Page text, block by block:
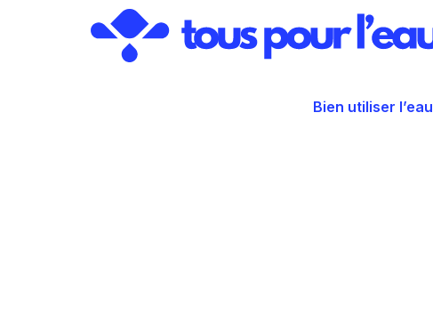
Bien utiliser l’eau